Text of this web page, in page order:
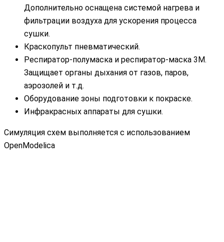
Дополнительно оснащена системой нагрева и
фильтрации воздуха для ускорения процесса
сушки.
Краскопульт пневматический.
Респиратор-полумаска и респиратор-маска 3М.
Защищает органы дыхания от газов, паров,
аэрозолей и т.д.
Оборудование зоны подготовки к покраске.
Инфракрасных аппараты для сушки.
Симуляция схем выполняется с использованием
OpenModelica